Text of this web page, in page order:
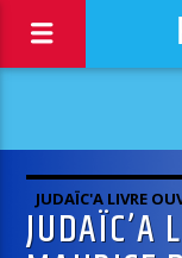
JUDAÏC'A LIVRE
JUDAÏC’A